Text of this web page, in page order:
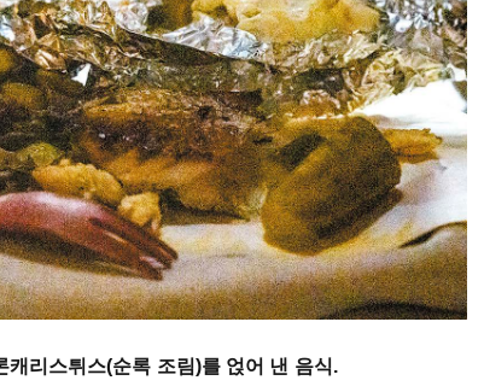
리스튀스(순록 조림)를 얹어 낸 음식.